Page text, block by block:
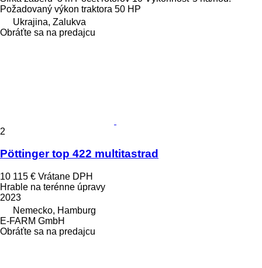
Požadovaný výkon traktora 50 HP
Ukrajina, Zalukva
Obráťte sa na predajcu
2
Pöttinger top 422 multitastrad
10 115 € Vrátane DPH
Hrable na terénne úpravy
2023
Nemecko, Hamburg
E-FARM GmbH
Obráťte sa na predajcu